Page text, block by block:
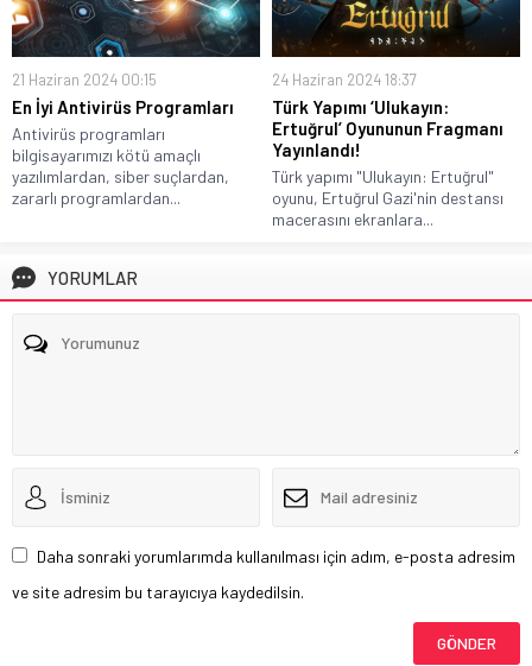
21 Haziran 2024 00:15
En İyi Antivirüs Programları
Antivirüs programları
bilgisayarımızı kötü amaçlı
yazılımlardan, siber suçlardan,
zararlı programlardan...
24 Haziran 2024 18:37
Türk Yapımı ‘Ulukayın:
Ertuğrul’ Oyununun Fragmanı
Yayınlandı!
Türk yapımı "Ulukayın: Ertuğrul"
oyunu, Ertuğrul Gazi'nin destansı
macerasını ekranlara...
YORUMLAR
Daha sonraki yorumlarımda kullanılması için adım, e-posta adresim
ve site adresim bu tarayıcıya kaydedilsin.